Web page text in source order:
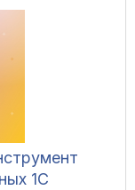
1С